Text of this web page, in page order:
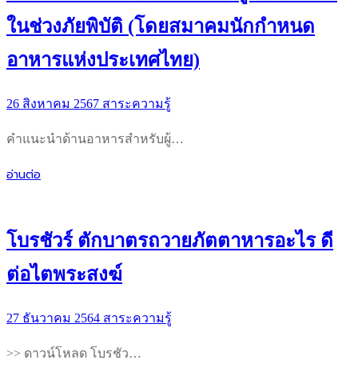
ในช่วงภัยพิบัติ (โดยสมาคมนักกำหนด
อาหารแห่งประเทศไทย)
26 สิงหาคม 2567 สาระความรู้
คำแนะนำด้านอาหารสำหรับผู้…
อ่านต่อ
โบรชัวร์ ตักบาตรถวายภัตตาหารอะไร ดี
ต่อไตพระสงฆ์
27 ธันวาคม 2564 สาระความรู้
>> ดาวน์โหลด โบรชัว…